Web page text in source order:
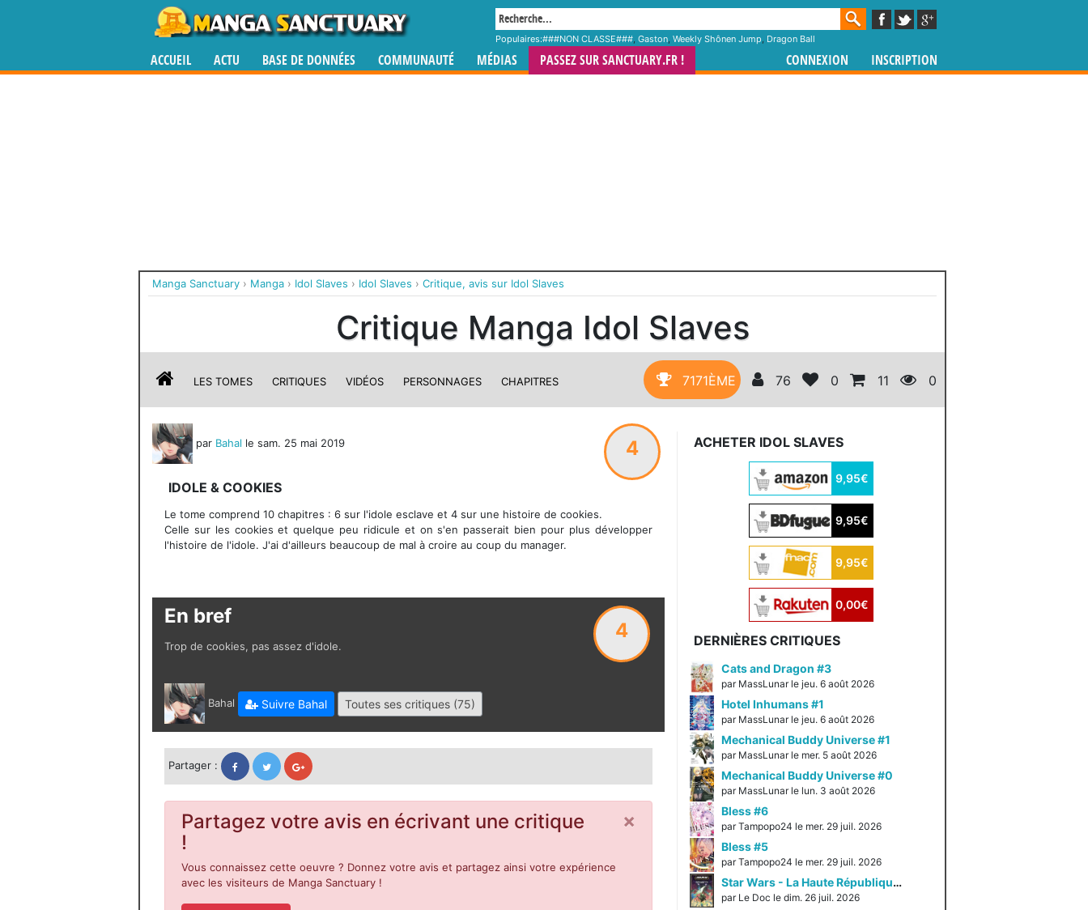
Populaires:###NON CLASSE###, Gaston, Weekly Shônen Jump, Dragon Ball
ACCUEIL ACTU BASE DE DONNÉES COMMUNAUTÉ MÉDIAS PASSEZ SUR SANCTUARY.FR ! CONNEXION INSCRIPTION
Manga Sanctuary › Manga › Idol Slaves › Idol Slaves › Critique, avis sur Idol Slaves
Critique Manga Idol Slaves
LES TOMES CRITIQUES VIDÉOS PERSONNAGES CHAPITRES 7171ÈME 76 0 11 0
4
par Bahal le sam. 25 mai 2019
IDOLE & COOKIES
Le tome comprend 10 chapitres : 6 sur l'idole esclave et 4 sur une histoire de cookies.
Celle sur les cookies et quelque peu ridicule et on s'en passerait bien pour plus développer
l'histoire de l'idole. J'ai d'ailleurs beaucoup de mal à croire au coup du manager.
En bref
Trop de cookies, pas assez d'idole.
4
Bahal Suivre Bahal Toutes ses critiques (75)
Partager :
×
Partagez votre avis en écrivant une critique
!
Vous connaissez cette oeuvre ? Donnez votre avis et partagez ainsi votre expérience
avec les visiteurs de Manga Sanctuary !
ACHETER IDOL SLAVES
9,95€
9,95€
9,95€
0,00€
DERNIÈRES CRITIQUES
Cats and Dragon #3
par MassLunar le jeu. 6 août 2026
Hotel Inhumans #1
par MassLunar le jeu. 6 août 2026
Mechanical Buddy Universe #1
par MassLunar le mer. 5 août 2026
Mechanical Buddy Universe #0
par MassLunar le lun. 3 août 2026
Bless #6
par Tampopo24 le mer. 29 juil. 2026
Bless #5
par Tampopo24 le mer. 29 juil. 2026
Star Wars - La Haute République - Un équilibre fragile
par Le Doc le dim. 26 juil. 2026